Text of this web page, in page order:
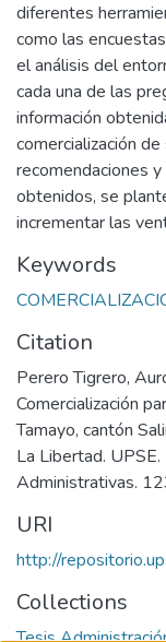
diferentes
como las
el análisis del
cada una de las
información
comercialización
recomendaciones
obtenidos, se
incrementar las
Keywords
Citation
Perero Tigrero,
Comercialización
Tamayo, cantón
La Libertad.
Administrativas.
URI
http://
Collections